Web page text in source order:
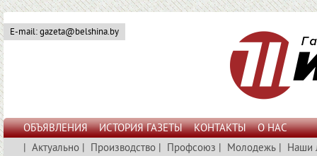
E-mail: gazeta@belshina.by
ОБЪЯВЛЕНИЯ ИСТОРИЯ ГАЗЕТЫ КОНТАКТЫ
О НАС
| Актуально | Производство | Профсоюз | Молодежь | Наши